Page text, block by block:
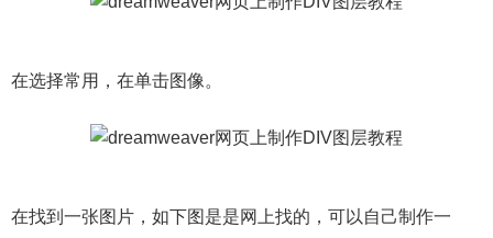
在选择常用，在单击图像。
在找到一张图片，如下图是是网上找的，可以自己制作一